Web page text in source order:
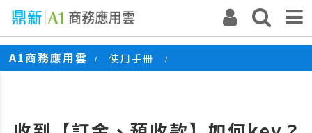
A1商務應用雲 / 使用手冊 /